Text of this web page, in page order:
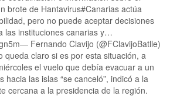
brote de Hantavirus#Canarias actúa
pero no puede aceptar decisiones
las instituciones canarias y…
Fernando Clavijo (@FClavijoBatlle)
queda claro si es por esta situación, a
el vuelo que debía evacuar a un
hacia las islas “se canceló”, indicó a la
cercana a la presidencia de la región.